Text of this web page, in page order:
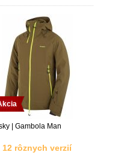
| Gambola Man
12 rôznych verzií